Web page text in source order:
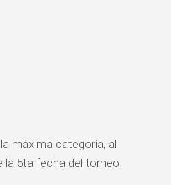
máxima categoría, al
la 5ta fecha del torneo